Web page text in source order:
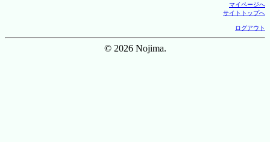
マイページへ
サイトトップへ
ログアウト
© 2026 Nojima.